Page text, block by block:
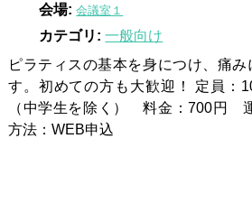
会場: 会議室１
カテゴリ: 一般向け
ピラティスの基本を身につけ、痛み
す。初めての方も大歓迎！ 定員
（中学生を除く） 料金：700円
方法：WEB申込